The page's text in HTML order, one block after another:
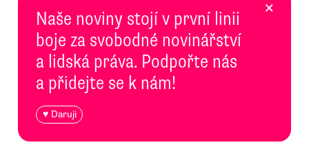
Naše noviny stojí v první linii
boje za svobodné novinářství
a lidská práva. Podpořte nás
a přidejte se k nám!
♥ Daruji
×